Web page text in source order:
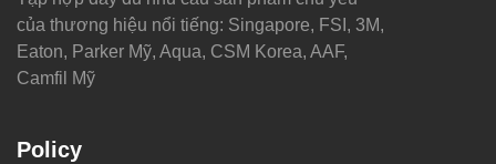
của thương hiệu nổi tiếng: Singapore, FSI, 3M,
Eaton, Parker Mỹ, Aqua, CSM Korea, AAF,
Camfil Mỹ
Policy